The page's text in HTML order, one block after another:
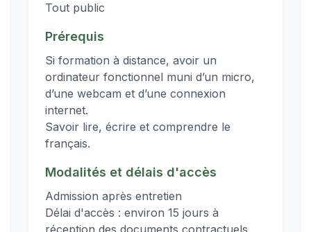
Tout public
Prérequis
Si formation à distance, avoir un
ordinateur fonctionnel muni d’un micro,
d’une webcam et d’une connexion
internet.
Savoir lire, écrire et comprendre le
Modalités et délais d'accès
Admission après entretien
Délai d'accès : environ 15 jours à
réception des documents contractuels